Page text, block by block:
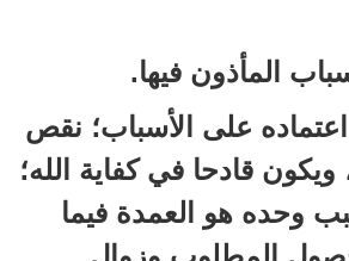
المأذون فيها.
على الأسباب؛ نقص
ويكون قادحا في كفاية الله؛
وحده هو العمدة فيما